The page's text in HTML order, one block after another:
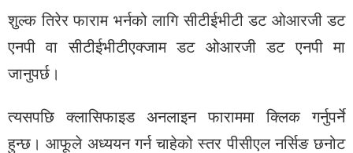
शुल्क तिरेर फाराम भर्नको लागि सीटीईभीटी डट ओआरजी डट
एनपी वा सीटीईभीटीएक्जाम डट ओआरजी डट एनपी मा
जानुपर्छ।
त्यसपछि क्लासिफाइड अनलाइन फाराममा क्लिक गर्नुपर्ने
हुन्छ। आफूले अध्ययन गर्न चाहेको स्तर पीसीएल नर्सिङ छनोट